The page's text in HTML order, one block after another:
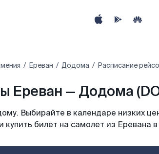
Ереван Додома Расписание
Ереван — Додома
Выбирайте в календаре низких
купить билет на самолет из Еревана